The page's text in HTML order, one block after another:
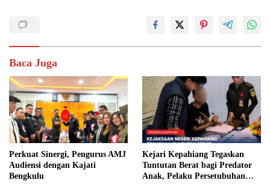
Baca Juga
Perkuat Sinergi, Pengurus AMJ
Audiensi dengan Kajati
Bengkulu
Kejari Kepahiang Tegaskan
Tuntutan Berat bagi Predator
Anak, Pelaku Persetubuhan